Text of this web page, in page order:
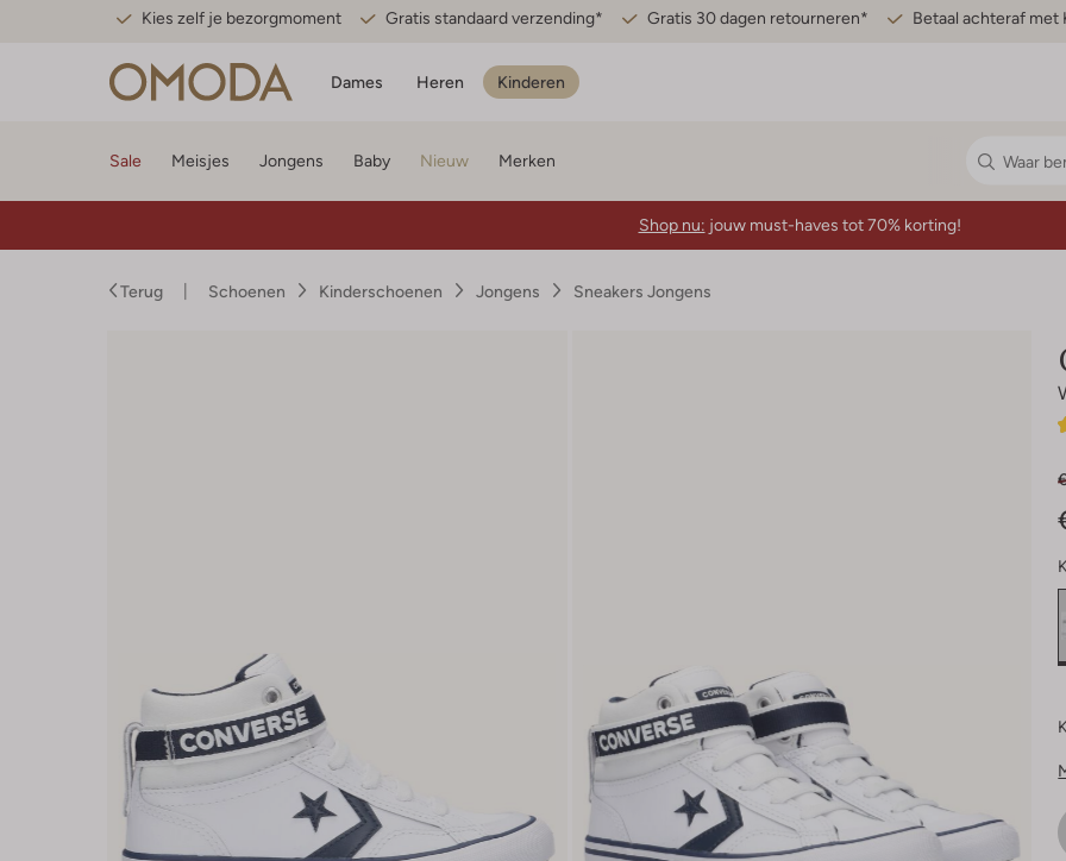
Kies zelf je bezorgmoment Gratis standaard verzending* Gratis 30 dagen retourneren* Betaal achteraf met
Dames Heren Kinderen
Sale Meisjes Jongens Baby Nieuw Merken
Shop nu: jouw must-haves tot 70% korting!
Terug Schoenen Kinderschoenen Jongens Sneakers Jongens